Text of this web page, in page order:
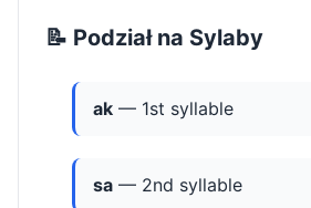
📝 Podział na Sylaby
ak — 1st syllable
sa — 2nd syllable